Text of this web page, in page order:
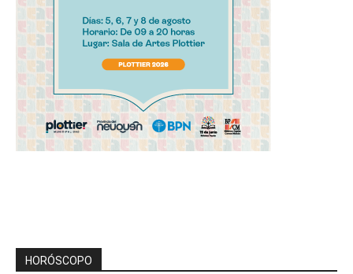
HORÓSCOPO